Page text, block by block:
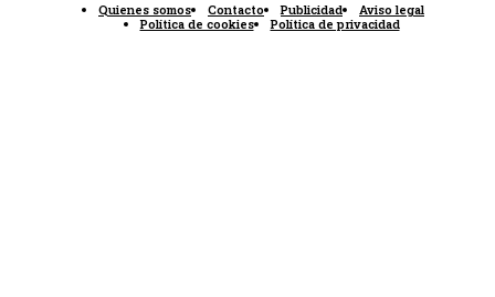
Quienes somos Contacto Publicidad
Aviso legal
Política de cookies
Política de privacidad